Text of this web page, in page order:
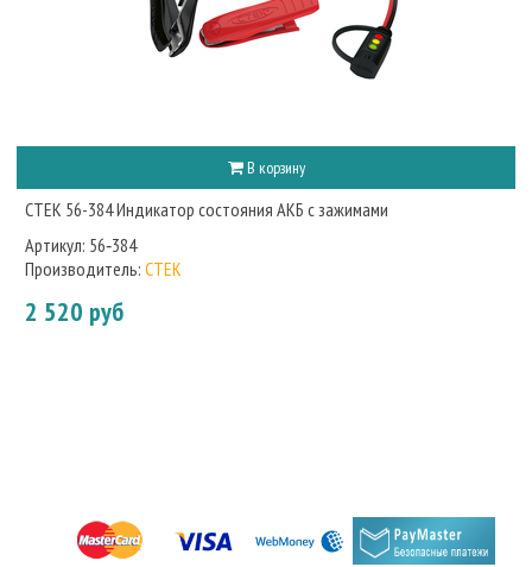
В корзину
CTEK 56-384 Индикатор cостояния АКБ с зажимами
Артикул: 56‐384
Производитель: CTEK
2 520 руб